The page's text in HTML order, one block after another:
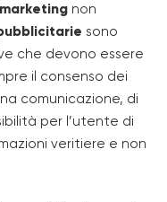
non
sono
che devono essere
il consenso dei
comunicazione, di
per l’utente di
veritiere e non